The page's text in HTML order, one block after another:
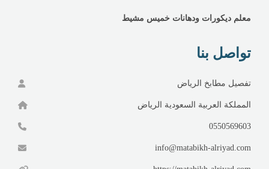
معلم ديكورات ودهانات خميس مشيط
تواصل بنا
تفصيل مطابخ الرياض
المملكة العربية السعودية الرياض
0550569603
info@matabikh-alriyad.com